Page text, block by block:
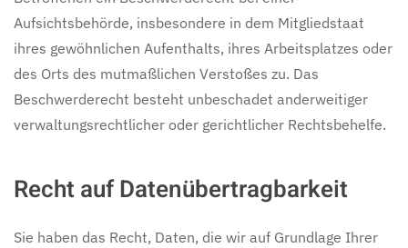
Aufsichtsbehörde, insbesondere in dem Mitgliedstaat
ihres gewöhnlichen Aufenthalts, ihres Arbeitsplatzes oder
des Orts des mutmaßlichen Verstoßes zu. Das
Beschwerderecht besteht unbeschadet anderweitiger
verwaltungsrechtlicher oder gerichtlicher Rechtsbehelfe.
Recht auf Daten­übertrag­barkeit
Sie haben das Recht, Daten, die wir auf Grundlage Ihrer